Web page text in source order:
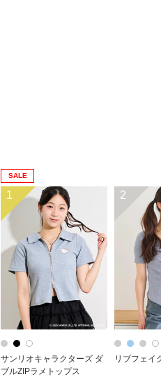
SALE
1
サンリオキャラクターズ ダ
ブルZIPラメトップス
2
リブフェイ